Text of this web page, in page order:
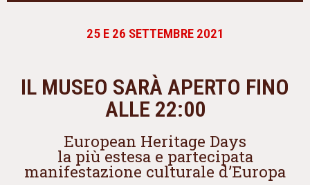
25 E 26 SETTEMBRE 2021
IL MUSEO SARÀ APERTO FINO
ALLE 22:00
European Heritage Days
la più estesa e partecipata
manifestazione culturale d’Europa